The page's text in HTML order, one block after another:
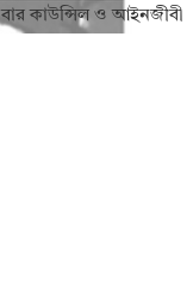
বার কাউন্সিল ও আইনজীবী